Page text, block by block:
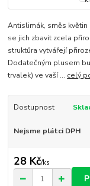
Antislimák, směs
se jich zbavit zcela
struktůra vytvářejí
Dodatečným plusem
trvalek) ve vaší ... celý
Dostupnost
Nejsme plátci DPH
28 Kč/ks